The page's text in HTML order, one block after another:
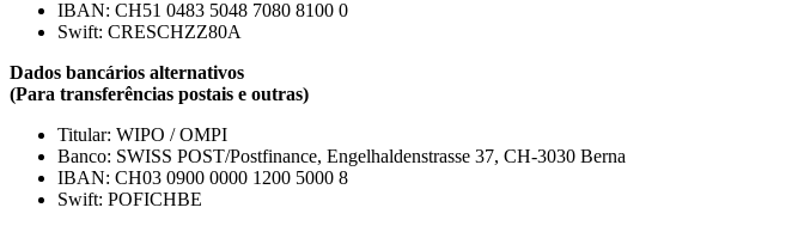
IBAN: CH51 0483 5048 7080 8100 0
Swift: CRESCHZZ80A
Dados bancários alternativos
(Para transferências postais e outras)
Titular: WIPO / OMPI
Banco: SWISS POST/Postfinance, Engelhaldenstrasse 37, CH-3030 Berna
IBAN: CH03 0900 0000 1200 5000 8
Swift: POFICHBE